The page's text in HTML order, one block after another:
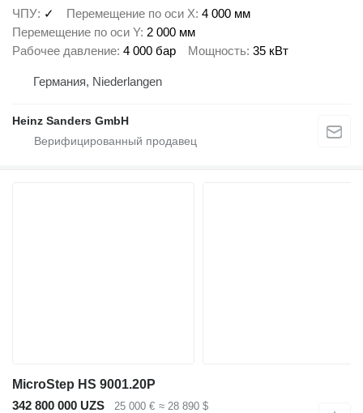
ЧПУ ✓ Перемещение по оси X 4 000 мм
Перемещение по оси Y 2 000 мм
Рабочее давление 4 000 бар Мощность 35 кВт
Германия, Niederlangen
Heinz Sanders GmbH
MicroStep HS 9001.20P
342 800 000 UZS
25 000 € ≈ 28 890 $